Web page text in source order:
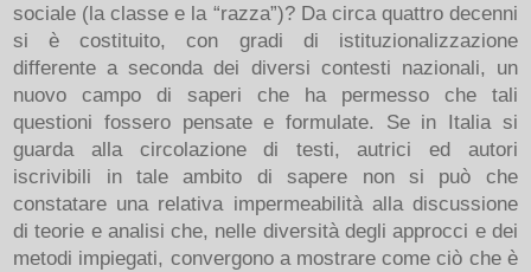
sociale (la classe e la “razza”)? Da circa quattro decenni
si è costituito, con gradi di istituzionalizzazione
differente a seconda dei diversi contesti nazionali, un
nuovo campo di saperi che ha permesso che tali
questioni fossero pensate e formulate. Se in Italia si
guarda alla circolazione di testi, autrici ed autori
iscrivibili in tale ambito di sapere non si può che
constatare una relativa impermeabilità alla discussione
di teorie e analisi che, nelle diversità degli approcci e dei
metodi impiegati, convergono a mostrare come ciò che è